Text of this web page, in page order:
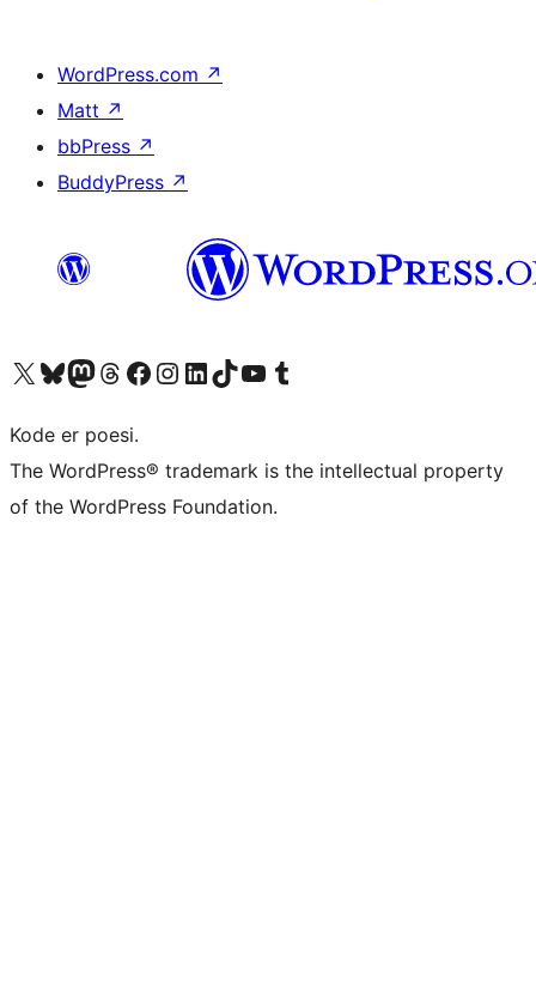
WordPress.com ↗
Matt ↗
bbPress ↗
BuddyPress ↗
Besøg vores X (tidligere Twitter) konto
Besøg vores Bluesky-konto
Besøg vores Mastodon konto
Besøg vores Threads-konto
Besøg vores Facebook sideBesøg vores Instagram konto
Besøg vores LinkedIn konto
Besøg vores TikTok-konto
Besøg vores YouTube-kanalBesøg vores Tumblr-konto
Kode er poesi.
The WordPress® trademark is the intellectual property
of the WordPress Foundation.